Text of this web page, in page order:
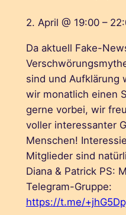
2. April @ 19:00 –
Da aktuell Fake-
sind und Aufklärung
wir monatlich einen
gerne vorbei, wir
voller interessanter
Menschen!
Mitglieder sind
Diana & Patrick PS:
Telegram-Gruppe:
https://t.me/